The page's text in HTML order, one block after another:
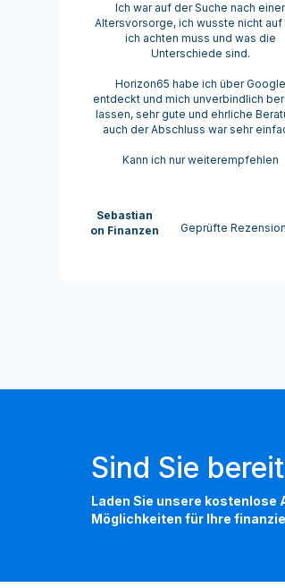
Ich war auf der Suche nach einer
Altersvorsorge, ich wusste nicht auf
ich achten muss und was die
Unterschiede sind.
Horizon65 habe ich über Google
entdeckt und mich unverbindlich
lassen, sehr gute und ehrliche
auch der Abschluss war sehr
Kann ich nur weiterempfehlen
Sebastian
on Finanzen
Geprüfte Rezension
Sind Sie
Laden Sie unsere kostenlose
Möglichkeiten für Ihre